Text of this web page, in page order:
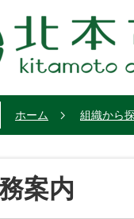
ホーム 組織から
案内